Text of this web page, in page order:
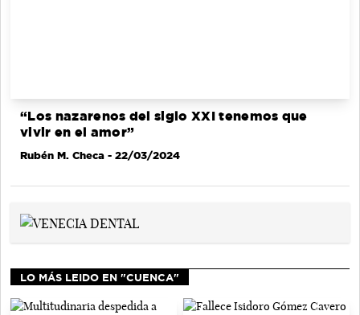
“Los nazarenos del siglo XXI tenemos que
vivir en el amor”
Rubén M. Checa - 22/03/2024
LO MÁS LEIDO EN "CUENCA"